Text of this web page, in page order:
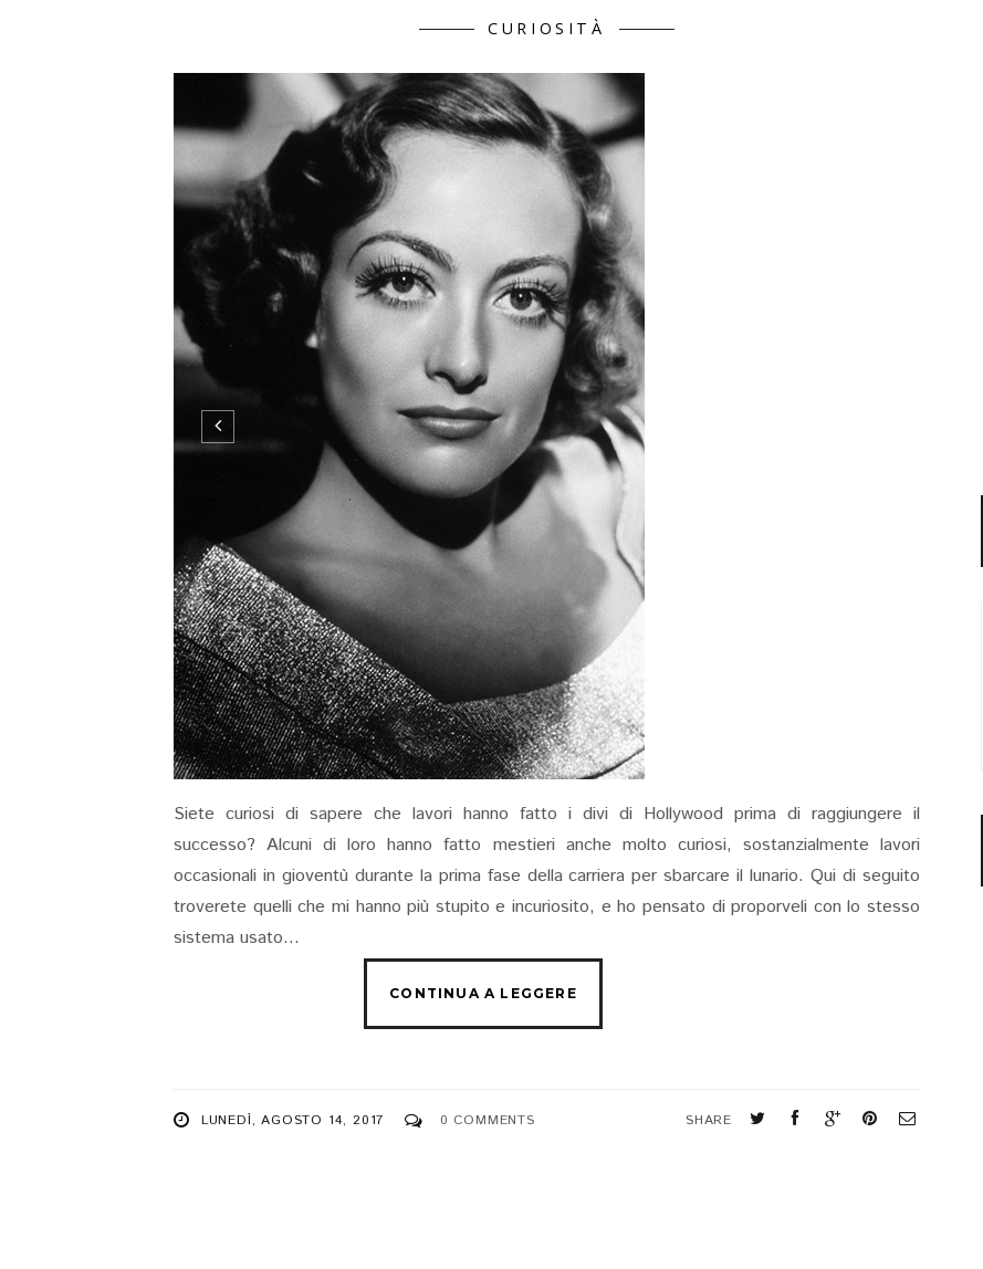
CURIOSITÀ
Siete curiosi di sapere che lavori hanno fatto i divi di Hollywood prima di raggiungere il
successo? Alcuni di loro hanno fatto mestieri anche molto curiosi, sostanzialmente lavori
occasionali in gioventù durante la prima fase della carriera per sbarcare il lunario. Qui di seguito
troverete quelli che mi hanno più stupito e incuriosito, e ho pensato di proporveli con lo stesso
sistema usato...
LUNEDÌ, AGOSTO 14, 2017 0 COMMENTS SHARE